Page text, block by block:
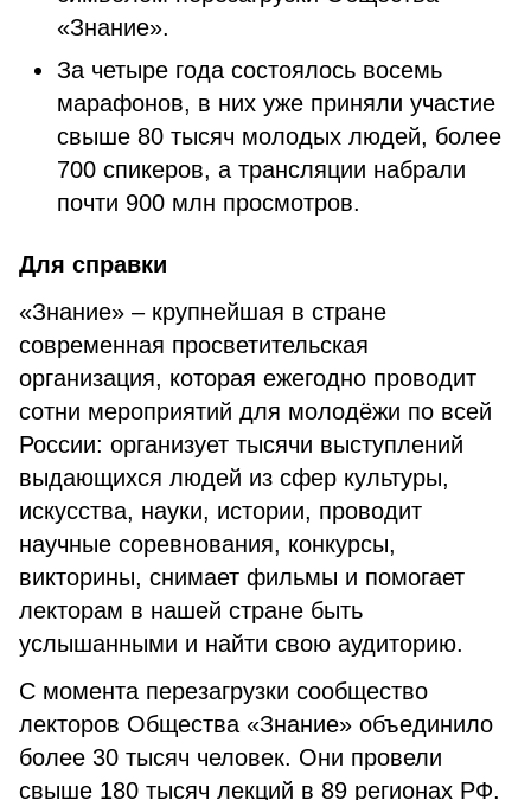
«Знание».
За четыре года состоялось восемь
марафонов, в них уже приняли участие
свыше 80 тысяч молодых людей, более
700 спикеров, а трансляции набрали
почти 900 млн просмотров.
Для справки
«Знание» – крупнейшая в стране
современная просветительская
организация, которая ежегодно проводит
сотни мероприятий для молодёжи по всей
России: организует тысячи выступлений
выдающихся людей из сфер культуры,
искусства, науки, истории, проводит
научные соревнования, конкурсы,
викторины, снимает фильмы и помогает
лекторам в нашей стране быть
услышанными и найти свою аудиторию.
С момента перезагрузки сообщество
лекторов Общества «Знание» объединило
более 30 тысяч человек. Они провели
свыше 180 тысяч лекций в 89 регионах РФ.